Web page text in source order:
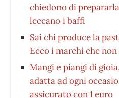
chiedono di
leccano i baffi
Sai chi produce la
Ecco i marchi che
Mangi e piangi di
adatta ad ogni
assicurato con 1 euro